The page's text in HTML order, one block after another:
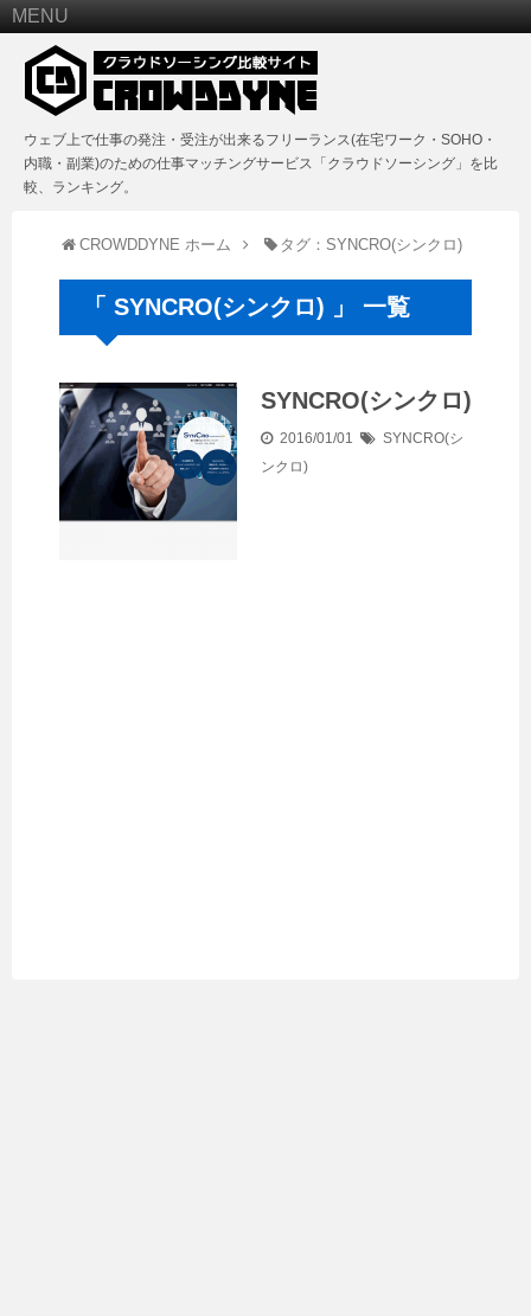
MENU
ウェブ上で仕事の発注・受注が出来るフリーランス(在宅ワーク・SOHO・
内職・副業)のための仕事マッチングサービス「クラウドソーシング」を比
較、ランキング。
CROWDDYNE ホーム タグ：SYNCRO(シンクロ)
「 SYNCRO(シンクロ) 」 一覧
SYNCRO(シンクロ)
2016/01/01
SYNCRO(シ
ンクロ)